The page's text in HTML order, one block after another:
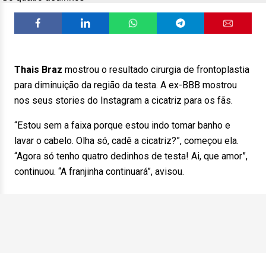
Thais Braz mostrou o resultado cirurgia de frontoplastia
para diminuição da região da testa. A ex-BBB mostrou
nos seus stories do Instagram a cicatriz para os fãs.
“Estou sem a faixa porque estou indo tomar banho e
lavar o cabelo. Olha só, cadê a cicatriz?”, começou ela.
“Agora só tenho quatro dedinhos de testa! Ai, que amor”,
continuou. “A franjinha continuará”, avisou.